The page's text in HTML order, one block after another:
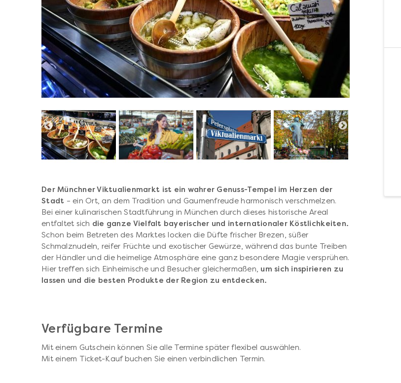
Der Münchner Viktualienmarkt ist ein wahrer Genuss-Tempel im Herzen der
Stadt – ein Ort, an dem Tradition und Gaumenfreude harmonisch verschmelzen.
Bei einer kulinarischen Stadtführung in München durch dieses historische Areal
entfaltet sich die ganze Vielfalt bayerischer und internationaler Köstlichkeiten.
Schon beim Betreten des Marktes locken die Düfte frischer Brezen, süßer
Schmalznudeln, reifer Früchte und exotischer Gewürze, während das bunte Treiben
der Händler und die heimelige Atmosphäre eine ganz besondere Magie versprühen.
Hier treffen sich Einheimische und Besucher gleichermaßen, um sich inspirieren zu
lassen und die besten Produkte der Region zu entdecken.
Verfügbare Termine
Mit einem Gutschein können Sie alle Termine später flexibel auswählen.
Mit einem Ticket-Kauf buchen Sie einen verbindlichen Termin.